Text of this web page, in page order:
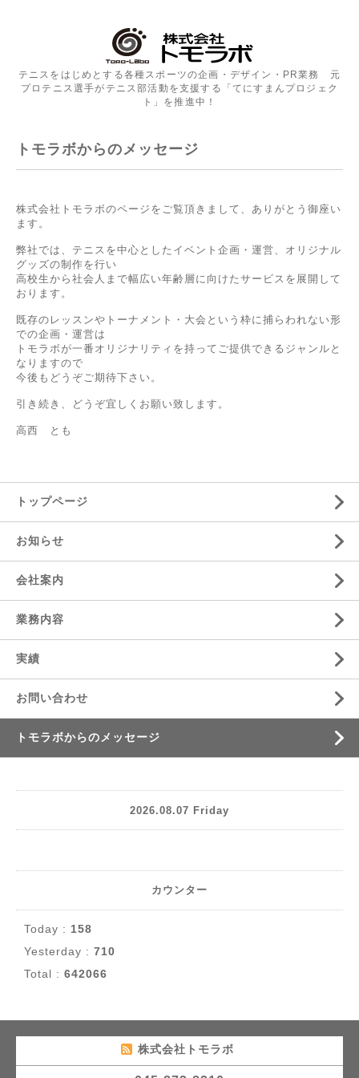
テニスをはじめとする各種スポーツの企画・デザイン・PR業務 元
プロテニス選手がテニス部活動を支援する「てにすまんプロジェク
ト」を推進中！
トモラボからのメッセージ
株式会社トモラボのページをご覧頂きまして、ありがとう御座い
ます。
弊社では、テニスを中心としたイベント企画・運営、オリジナル
グッズの制作を行い
高校生から社会人まで幅広い年齢層に向けたサービスを展開して
おります。
既存のレッスンやトーナメント・大会という枠に捕らわれない形
での企画・運営は
トモラボが一番オリジナリティを持ってご提供できるジャンルと
なりますので
今後もどうぞご期待下さい。
引き続き、どうぞ宜しくお願い致します。
高西 とも
トップページ
お知らせ
会社案内
業務内容
実績
お問い合わせ
トモラボからのメッセージ
2026.08.07 Friday
カウンター
Today : 158
Yesterday : 710
Total : 642066
株式会社トモラボ